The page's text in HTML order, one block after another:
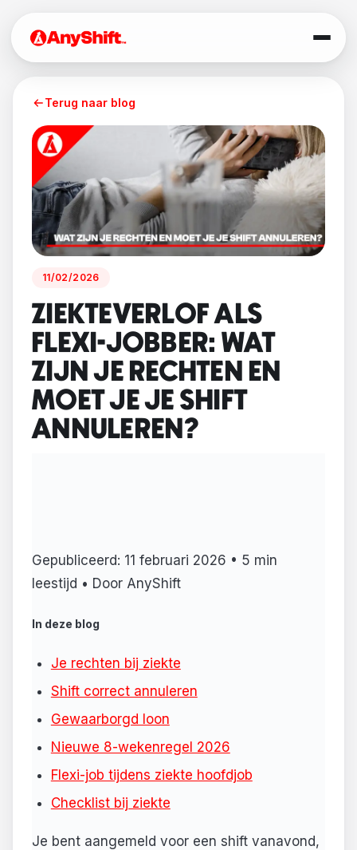
Terug naar blog
11/02/2026
ZIEKTEVERLOF ALS
FLEXI-JOBBER: WAT
ZIJN JE RECHTEN EN
MOET JE JE SHIFT
ANNULEREN?
Gepubliceerd: 11 februari 2026 • 5 min
leestijd • Door AnyShift
In deze blog
Je rechten bij ziekte
Shift correct annuleren
Gewaarborgd loon
Nieuwe 8-wekenregel 2026
Flexi-job tijdens ziekte hoofdjob
Checklist bij ziekte
Je bent aangemeld voor een shift vanavond,